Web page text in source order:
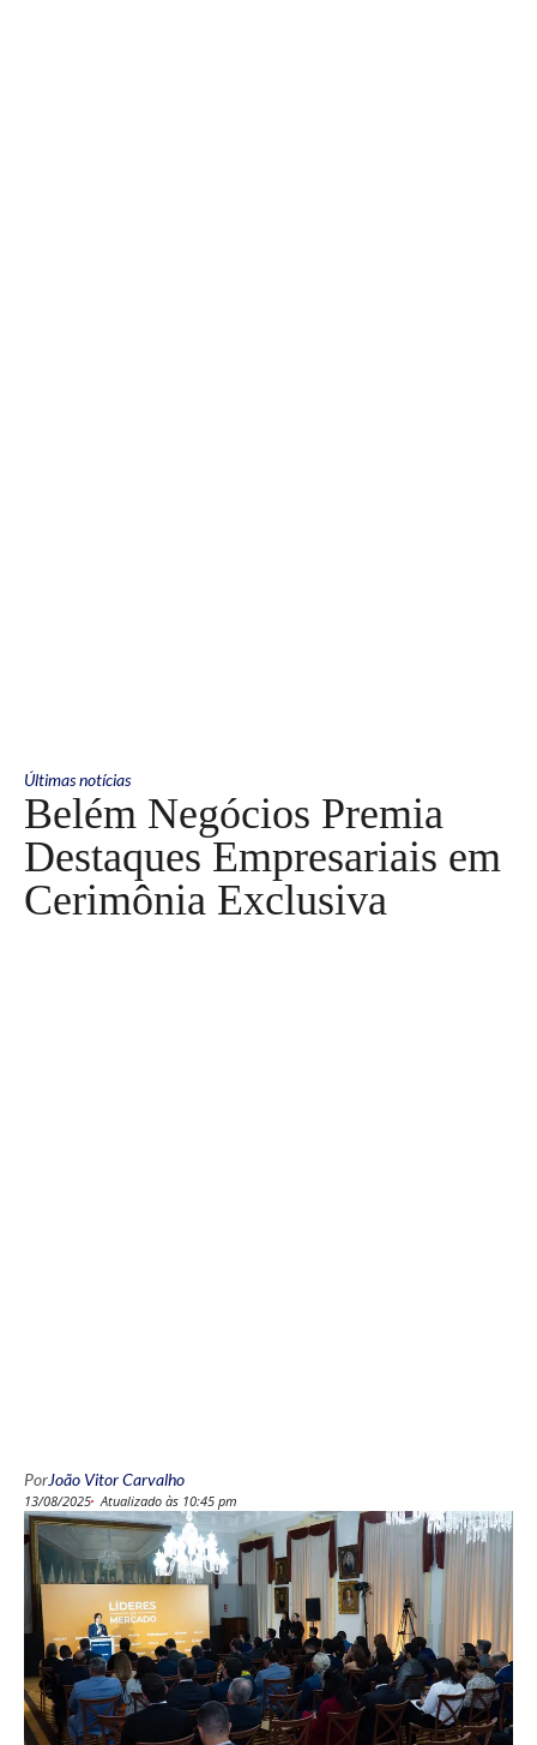
Últimas notícias
Belém Negócios Premia
Destaques Empresariais em
Cerimônia Exclusiva
PorJoão Vitor Carvalho
13/08/2025 Atualizado às 10:45 pm